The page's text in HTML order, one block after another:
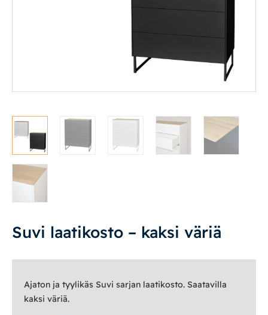
Vitriinit
Tasot
Senkit
Matot
Valaisimet
Suvi laatikosto – kaksi väriä
Ajaton ja tyylikäs Suvi sarjan laatikosto. Saatavilla
kaksi väriä.